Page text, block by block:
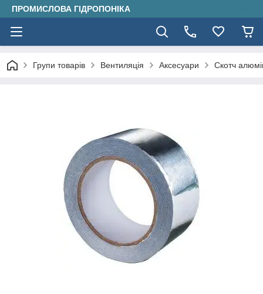
ПРОМИСЛОВА ГІДРОПОНІКА
Групи товарів Вентиляція Аксесуари Скотч